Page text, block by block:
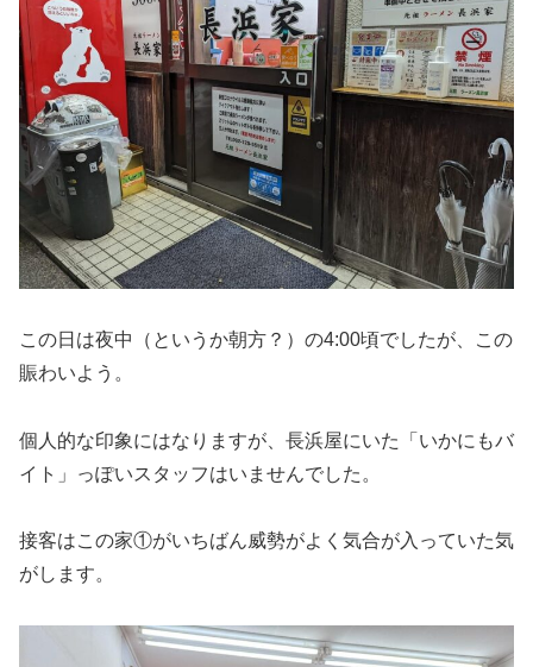
この日は夜中（というか朝方？）の4:00頃でしたが、この
賑わいよう。
個人的な印象にはなりますが、長浜屋にいた「いかにもバ
イト」っぽいスタッフはいませんでした。
接客はこの家①がいちばん威勢がよく気合が入っていた気
がします。